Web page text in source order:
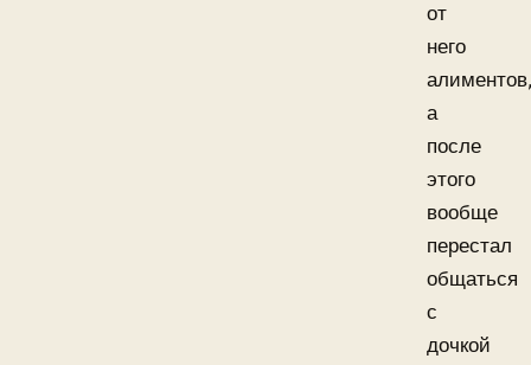
от
него
а
после
этого
вообще
перестал
общаться
с
дочкой